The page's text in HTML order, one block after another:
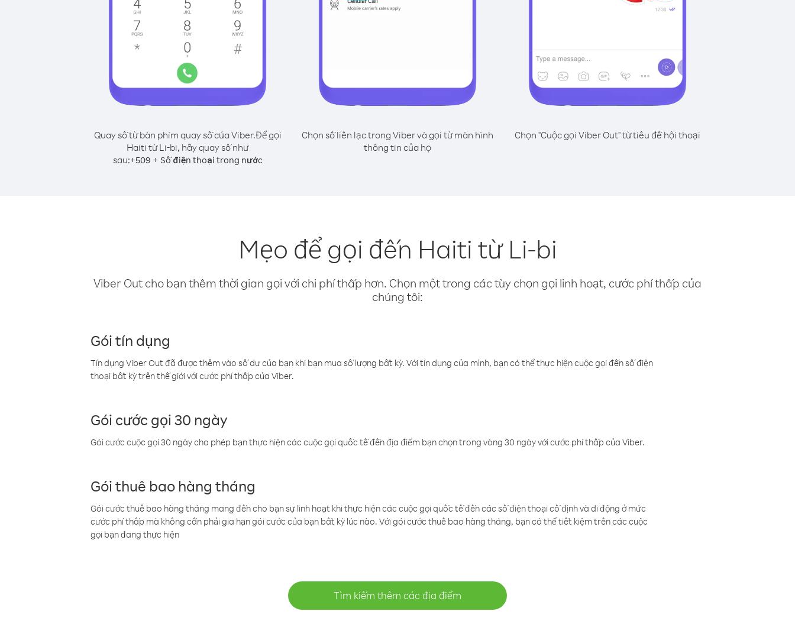
Quay số từ bàn phím quay số của Viber.Để gọi
Haiti từ Li-bi, hãy quay số như
sau:+509 + Số điện thoại trong nước
Chọn số liên lạc trong Viber và gọi từ màn hình
thông tin của họ
Chọn "Cuộc gọi Viber Out" từ tiêu đề hội thoại
Mẹo để gọi đến Haiti từ Li-bi
Viber Out cho bạn thêm thời gian gọi với chi phí thấp hơn. Chọn một trong các tùy chọn gọi linh hoạt, cước phí thấp của
chúng tôi:
Gói tín dụng
Tín dụng Viber Out đã được thêm vào số dư của bạn khi bạn mua số lượng bất kỳ. Với tín dụng của mình, bạn có thể thực hiện cuộc gọi đến số điện
thoại bất kỳ trên thế giới với cước phí thấp của Viber.
Gói cước gọi 30 ngày
Gói cước cuộc gọi 30 ngày cho phép bạn thực hiện các cuộc gọi quốc tế đến địa điểm bạn chọn trong vòng 30 ngày với cước phí thấp của Viber.
Gói thuê bao hàng tháng
Gói cước thuê bao hàng tháng mang đến cho bạn sự linh hoạt khi thực hiện các cuộc gọi quốc tế đến các số điện thoại cố định và di động ở mức
cước phí thấp mà không cần phải gia hạn gói cước của bạn bất kỳ lúc nào. Với gói cước thuê bao hàng tháng, bạn có thể tiết kiệm trên các cuộc
gọi bạn đang thực hiện
Tìm kiếm thêm các địa điểm